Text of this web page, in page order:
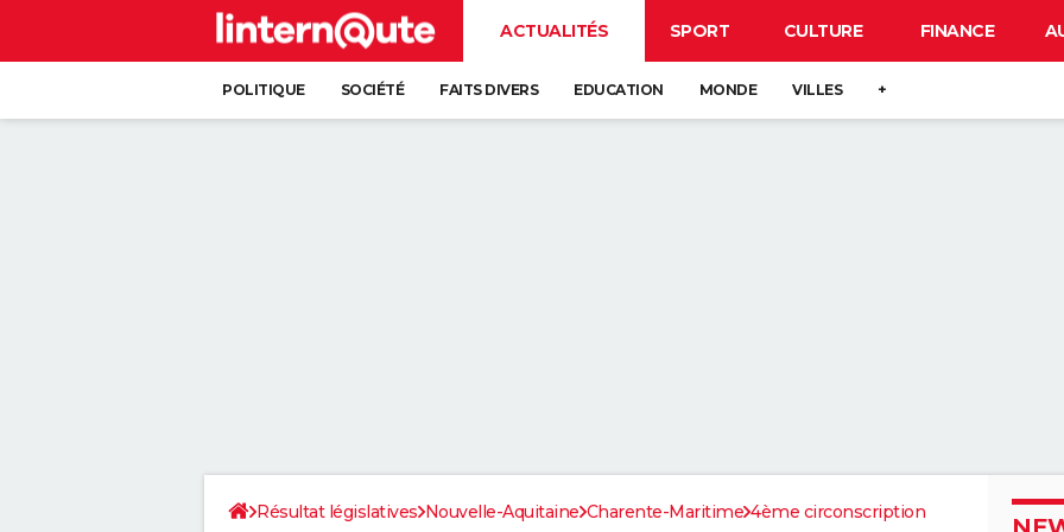
ACTUALITÉS SPORT CULTURE FINANCE
POLITIQUE SOCIÉTÉ FAITS DIVERS EDUCATION MONDE VILLES +
Résultat législatives Nouvelle-Aquitaine Charente-Maritime 4ème circonscription